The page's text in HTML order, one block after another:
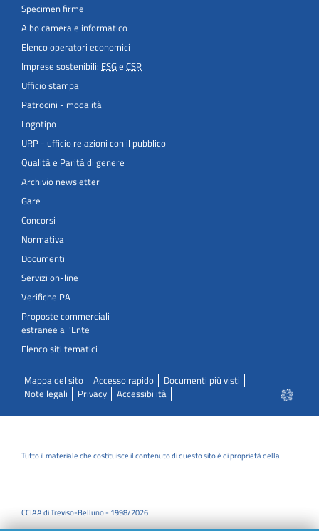
Specimen firme
Albo camerale informatico
Elenco operatori economici
Imprese sostenibili: ESGe CSR
Ufficio stampa
Patrocini - modalità
Logotipo
URP - ufficio relazioni con il pubblico
Qualità e Parità di genere
Archivio newsletter
Gare
Concorsi
Normativa
Documenti
Servizi on-line
Verifiche PA
Proposte commerciali
estranee all'Ente
Elenco siti tematici
Mappa del sito Accesso rapido
Documenti più visti
Note legali
Privacy Accessibilità
Tutto il materiale che costituisce il contenuto di questo sito è di proprietà della
CCIAA di Treviso-Belluno - 1998/2026